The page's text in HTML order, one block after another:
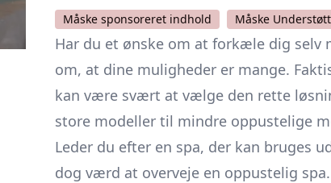
Måske sponsoreret indhold Måske
Har du et ønske om at forkæle dig selv
om, at dine muligheder er mange.
kan være svært at vælge den rette
store modeller til mindre oppustelige
Leder du efter en spa, der kan bruges
dog værd at overveje en oppustelig spa.